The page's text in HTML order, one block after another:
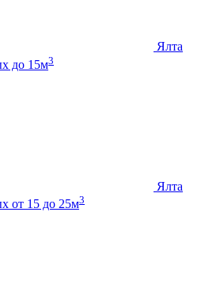
Ялта
до 15м3
Ялта
от 15 до 25м3